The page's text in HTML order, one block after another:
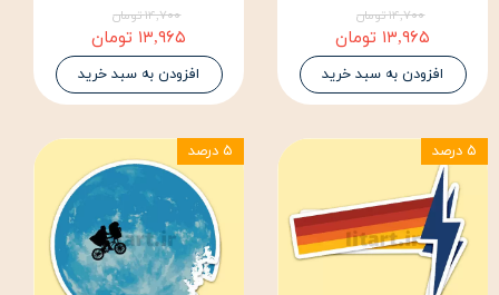
۱۴,۷۰۰ تومان
۱۳,۹۶۵ تومان
افزودن به سبد خرید
۱۴,۷۰۰ تومان
۱۳,۹۶۵ تومان
افزودن به سبد خرید
۵ درصد ۵ درصد